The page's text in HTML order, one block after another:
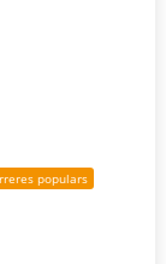
populars